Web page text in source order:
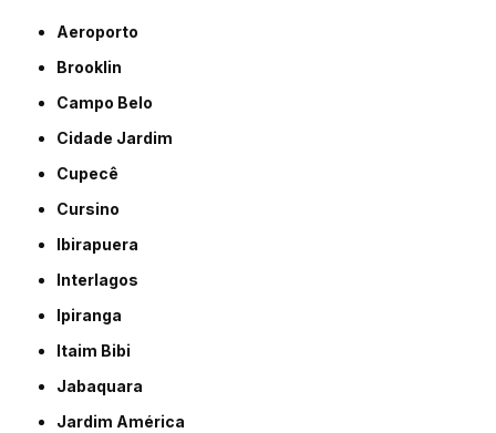
Aeroporto
Brooklin
Campo Belo
Cidade Jardim
Cupecê
Cursino
Ibirapuera
Interlagos
Ipiranga
Itaim Bibi
Jabaquara
Jardim América